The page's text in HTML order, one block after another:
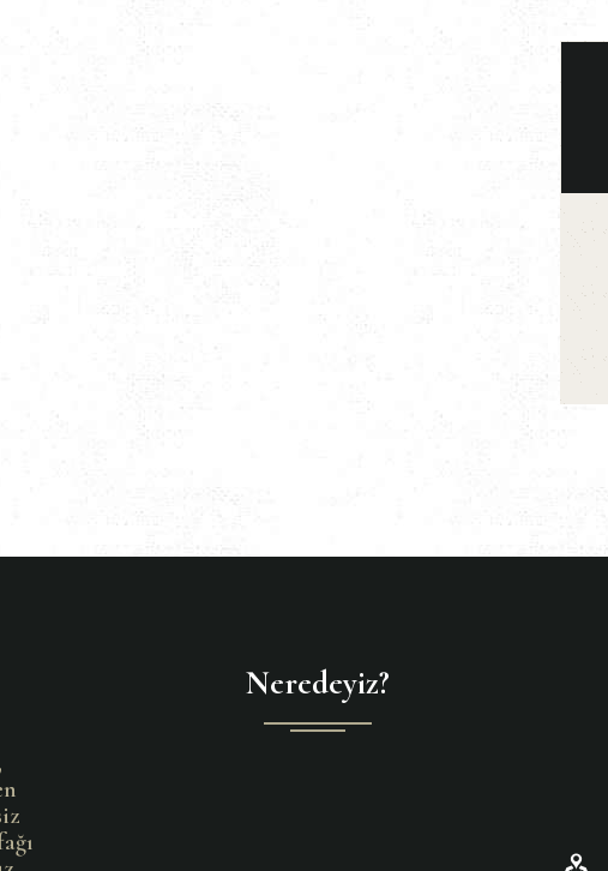
Neredeyiz?